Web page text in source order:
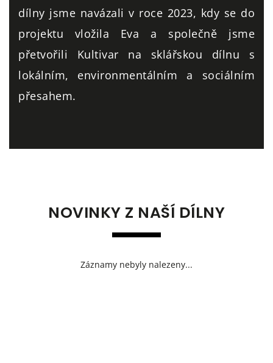
dílny jsme navázali v roce 2023, kdy se do
projektu vložila Eva a společně jsme
přetvořili Kultivar na sklářskou dílnu s
lokálním, environmentálním a sociálním
přesahem.
NOVINKY Z NAŠÍ DÍLNY
Záznamy nebyly nalezeny...